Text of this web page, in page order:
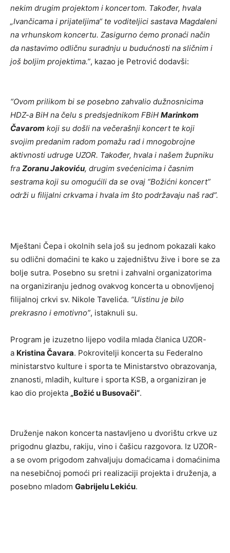
nekim drugim projektom i koncertom. Također, hvala
„Ivančicama i prijateljima“ te voditeljici sastava Magdaleni
na vrhunskom koncertu. Zasigurno ćemo pronaći način
da nastavimo odličnu suradnju u budućnosti na sličnim i
još boljim projektima.”, kazao je Petrović dodavši:
“Ovom prilikom bi se posebno zahvalio dužnosnicima
HDZ-a BiH na čelu s predsjednikom FBiH Marinkom
Čavarom koji su došli na večerašnji koncert te koji
svojim predanim radom pomažu rad i mnogobrojne
aktivnosti udruge UZOR. Također, hvala i našem župniku
fra Zoranu Jakoviću, drugim svećenicima i časnim
sestrama koji su omogućili da se ovaj “Božićni koncert”
održi u filijalni crkvama i hvala im što podržavaju naš rad”.
Mještani Čepa i okolnih sela još su jednom pokazali kako
su odlični domaćini te kako u zajedništvu žive i bore se za
bolje sutra. Posebno su sretni i zahvalni organizatorima
na organiziranju jednog ovakvog koncerta u obnovljenoj
filijalnoj crkvi sv. Nikole Tavelića. “Uistinu je bilo
prekrasno i emotivno”, istaknuli su.
Program je izuzetno lijepo vodila mlada članica UZOR-
a Kristina Čavara. Pokrovitelji koncerta su Federalno
ministarstvo kulture i sporta te Ministarstvo obrazovanja,
znanosti, mladih, kulture i sporta KSB, a organiziran je
kao dio projekta „Božić u Busovači“.
Druženje nakon koncerta nastavljeno u dvorištu crkve uz
prigodnu glazbu, rakiju, vino i čašicu razgovora. Iz UZOR-
a se ovom prigodom zahvaljuju domaćicama i domaćinima
na nesebičnoj pomoći pri realizaciji projekta i druženja, a
posebno mladom Gabrijelu Lekiću.